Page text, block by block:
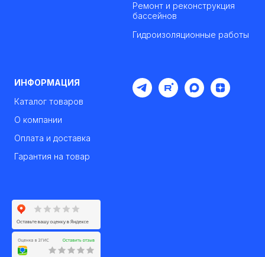
Ремонт и реконструкция
бассейнов
Гидроизоляционные работы
ИНФОРМАЦИЯ
Каталог товаров
О компании
Оплата и доставка
Гарантия на товар